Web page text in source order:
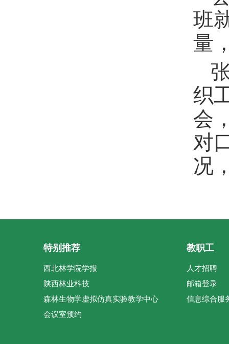
班
量
织
会
对
况
特别推荐
西北林学院学报
陕西林业科技
森林生物学虚拟仿真实验教学中心
会议室预约
教职工
人才招聘
邮箱登录
信息综合服